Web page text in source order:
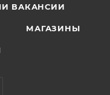
ВАКАНСИИ
МАГАЗИНЫ